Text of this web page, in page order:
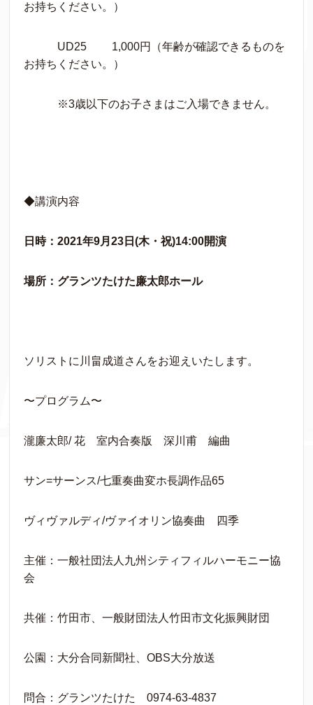
お持ちください。）
UD25 1,000円（年齢が確認できるものを
お持ちください。）
※3歳以下のお子さまはご入場できません。
◆講演内容
日時：2021年9月23日(木・祝)14:00開演
場所：グランツたけた廉太郎ホール
ソリストに川畠成道さんをお迎えいたします。
〜プログラム〜
瀧廉太郎/ 花 室内合奏版 深川甫 編曲
サン=サーンス/七重奏曲変ホ長調作品65
ヴィヴァルディ/ヴァイオリン協奏曲 四季
主催：一般社団法人九州シティフィルハーモニー協
会
共催：竹田市、一般財団法人竹田市文化振興財団
公園：大分合同新聞社、OBS大分放送
問合：グランツたけた 0974-63-4837